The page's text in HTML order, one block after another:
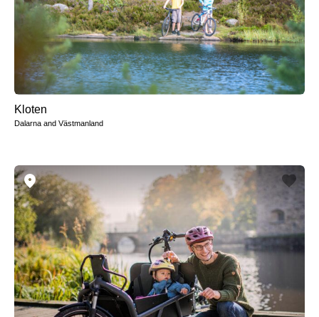
Kloten
Dalarna and Västmanland